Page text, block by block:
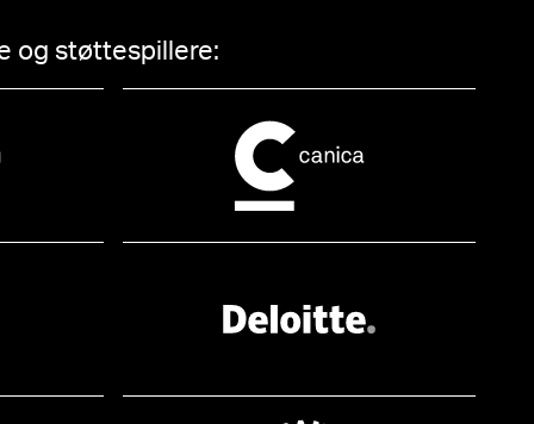
og støttespillere: